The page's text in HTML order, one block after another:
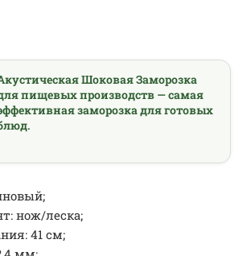
Шоковая Заморозка
пищевых производств — самая
заморозка для готовых
нож/леска;
41 см;